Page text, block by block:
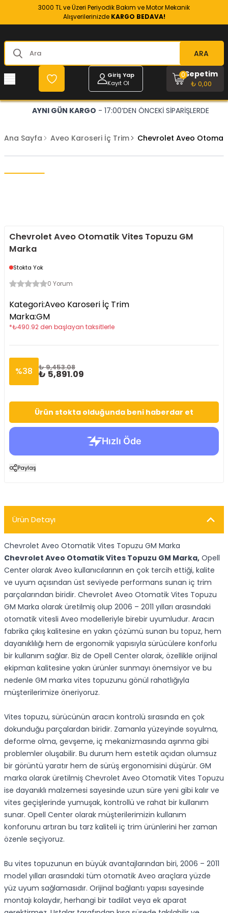
3000 TL ve Üzeri Periyodik Bakım ve Motor Mekanik
Alışverilerinizde KARGO BEDAVA!
ARA
Giriş Yap
Kayıt Ol
Sepetim
₺ 0,00
0
AYNI GÜN KARGO - 17:00’DEN ÖNCEKİ SİPARİŞLERDE
Ana Sayfa Aveo Karoseri İç Trim Chevrolet Aveo
Chevrolet Aveo Otomatik Vites Topuzu GM
Marka
Stokta Yok
0 Yorum
Kategori:Aveo Karoseri İç Trim
Marka:GM
*₺490.92 den başlayan taksitlerle
%38 ₺ 9,453.08
₺ 5,891.09
Ürün stokta olduğunda beni haberdar et
Paylaş
Ürün Detayı
Chevrolet Aveo Otomatik Vites Topuzu GM Marka
Chevrolet Aveo Otomatik Vites Topuzu GM Marka, Opell
Center olarak Aveo kullanıcılarının en çok tercih ettiği, kalite
ve uyum açısından üst seviyede performans sunan iç trim
parçalarından biridir. Chevrolet Aveo Otomatik Vites Topuzu
GM Marka olarak üretilmiş olup 2006 – 2011 yılları arasındaki
otomatik vitesli Aveo modelleriyle birebir uyumludur. Aracın
fabrika çıkış kalitesine en yakın çözümü sunan bu topuz, hem
dayanıklılığı hem de ergonomik yapısıyla sürücülere konforlu
bir kullanım sağlar. Biz de Opell Center olarak, özellikle orijinal
ekipman kalitesine yakın ürünler sunmayı önemsiyor ve bu
nedenle GM marka vites topuzunu gönül rahatlığıyla
müşterilerimize öneriyoruz.
Vites topuzu, sürücünün aracın kontrolü sırasında en çok
dokunduğu parçalardan biridir. Zamanla yüzeyinde soyulma,
deforme olma, gevşeme, iç mekanizmasında aşınma gibi
problemler oluşabilir. Bu durum hem estetik açıdan olumsuz
bir görüntü yaratır hem de sürüş ergonomisini düşürür. GM
marka olarak üretilmiş Chevrolet Aveo Otomatik Vites Topuzu
ise dayanıklı malzemesi sayesinde uzun süre yeni gibi kalır ve
vites geçişlerinde yumuşak, kontrollü ve rahat bir kullanım
sunar. Opell Center olarak müşterilerimizin kullanım
konforunu artıran bu tarz kaliteli iç trim ürünlerini her zaman
özenle seçiyoruz.
Bu vites topuzunun en büyük avantajlarından biri, 2006 – 2011
model yılları arasındaki tüm otomatik Aveo araçlara yüzde
yüz uyum sağlamasıdır. Orijinal bağlantı yapısı sayesinde
montajı kolaydır, herhangi bir tadilat veya ek aparat